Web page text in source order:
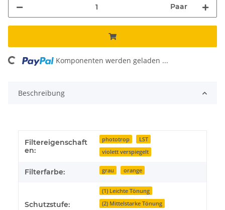
Paar
Komponenten werden geladen ...
Beschreibung
Filtereigenschaft
en:
phototrop
LST
violett verspiegelt
Filterfarbe: grau orange
Schutzstufe:
(1) Leichte Tönung
(2) Mittelstarke Tönung